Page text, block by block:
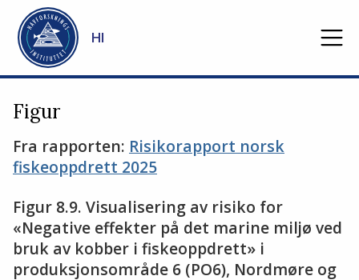
Gå til hovedinnhold
HI
Figur
Fra rapporten: Risikorapport norsk
fiskeoppdrett 2025
Figur 8.9. Visualisering av risiko for
«Negative effekter på det marine miljø ved
bruk av kobber i fiskeoppdrett» i
produksjonsområde 6 (PO6), Nordmøre og